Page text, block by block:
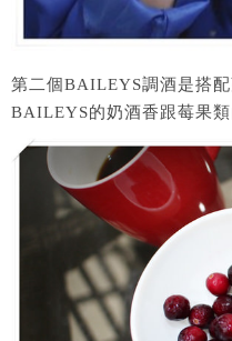
第二個BAILEYS調酒是搭
BAILEYS的奶酒香跟莓果